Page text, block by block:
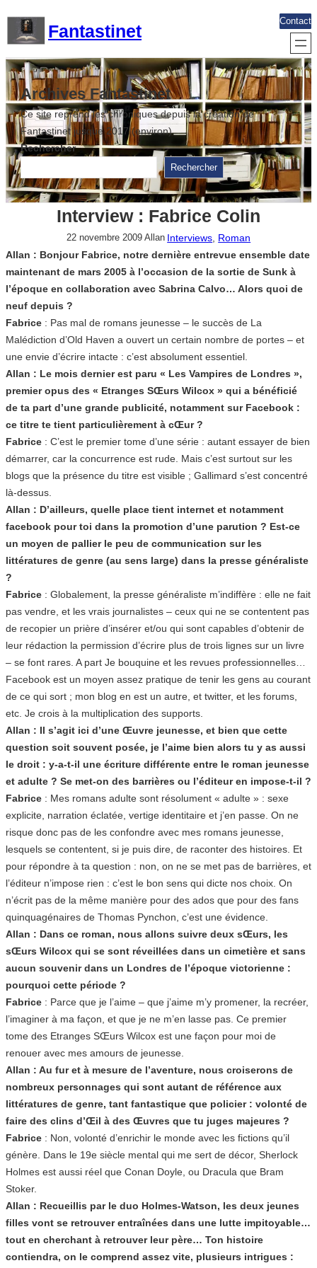
contenu
Fantastinet
Contact
Archives Fantastinet
Ce site reprend les chroniques depuis la création de
Fantastinet jusque 2017 (environ)
Rechercher
Rechercher
Interview : Fabrice Colin
22 novembre 2009 Allan Interviews Roman
Allan : Bonjour Fabrice, notre dernière entrevue ensemble date
maintenant de mars 2005 à l’occasion de la sortie de Sunk à
l’époque en collaboration avec Sabrina Calvo… Alors quoi de
neuf depuis ?
Fabrice : Pas mal de romans jeunesse – le succès de La
Malédiction d’Old Haven a ouvert un certain nombre de portes – et
une envie d’écrire intacte : c’est absolument essentiel.
Allan : Le mois dernier est paru « Les Vampires de Londres »,
premier opus des « Etranges SŒurs Wilcox » qui a bénéficié
de ta part d’une grande publicité, notamment sur Facebook :
ce titre te tient particulièrement à cŒur ?
Fabrice : C’est le premier tome d’une série : autant essayer de bien
démarrer, car la concurrence est rude. Mais c’est surtout sur les
blogs que la présence du titre est visible ; Gallimard s’est concentré
là-dessus.
Allan : D’ailleurs, quelle place tient internet et notamment
facebook pour toi dans la promotion d’une parution ? Est-ce
un moyen de pallier le peu de communication sur les
littératures de genre (au sens large) dans la presse généraliste
?
Fabrice : Globalement, la presse généraliste m’indiffère : elle ne fait
pas vendre, et les vrais journalistes – ceux qui ne se contentent pas
de recopier un prière d’insérer et/ou qui sont capables d’obtenir de
leur rédaction la permission d’écrire plus de trois lignes sur un livre
– se font rares. A part Je bouquine et les revues professionnelles…
Facebook est un moyen assez pratique de tenir les gens au courant
de ce qui sort ; mon blog en est un autre, et twitter, et les forums,
etc. Je crois à la multiplication des supports.
Allan : Il s’agit ici d’une Œuvre jeunesse, et bien que cette
question soit souvent posée, je l’aime bien alors tu y as aussi
le droit : y-a-t-il une écriture différente entre le roman jeunesse
et adulte ? Se met-on des barrières ou l’éditeur en impose-t-il ?
Fabrice : Mes romans adulte sont résolument « adulte » : sexe
explicite, narration éclatée, vertige identitaire et j’en passe. On ne
risque donc pas de les confondre avec mes romans jeunesse,
lesquels se contentent, si je puis dire, de raconter des histoires. Et
pour répondre à ta question : non, on ne se met pas de barrières, et
l’éditeur n’impose rien : c’est le bon sens qui dicte nos choix. On
n’écrit pas de la même manière pour des ados que pour des fans
quinquagénaires de Thomas Pynchon, c’est une évidence.
Allan : Dans ce roman, nous allons suivre deux sŒurs, les
sŒurs Wilcox qui se sont réveillées dans un cimetière et sans
aucun souvenir dans un Londres de l’époque victorienne :
pourquoi cette période ?
Fabrice : Parce que je l’aime – que j’aime m’y promener, la recréer,
l’imaginer à ma façon, et que je ne m’en lasse pas. Ce premier
tome des Etranges SŒurs Wilcox est une façon pour moi de
renouer avec mes amours de jeunesse.
Allan : Au fur et à mesure de l’aventure, nous croiserons de
nombreux personnages qui sont autant de référence aux
littératures de genre, tant fantastique que policier : volonté de
faire des clins d’Œil à des Œuvres que tu juges majeures ?
Fabrice : Non, volonté d’enrichir le monde avec les fictions qu’il
génère. Dans le 19e siècle mental qui me sert de décor, Sherlock
Holmes est aussi réel que Conan Doyle, ou Dracula que Bram
Stoker.
Allan : Recueillis par le duo Holmes-Watson, les deux jeunes
filles vont se retrouver entraînées dans une lutte impitoyable…
tout en cherchant à retrouver leur père… Ton histoire
contiendra, on le comprend assez vite, plusieurs intrigues :